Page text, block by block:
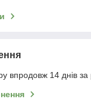
впродовж 14 днів за